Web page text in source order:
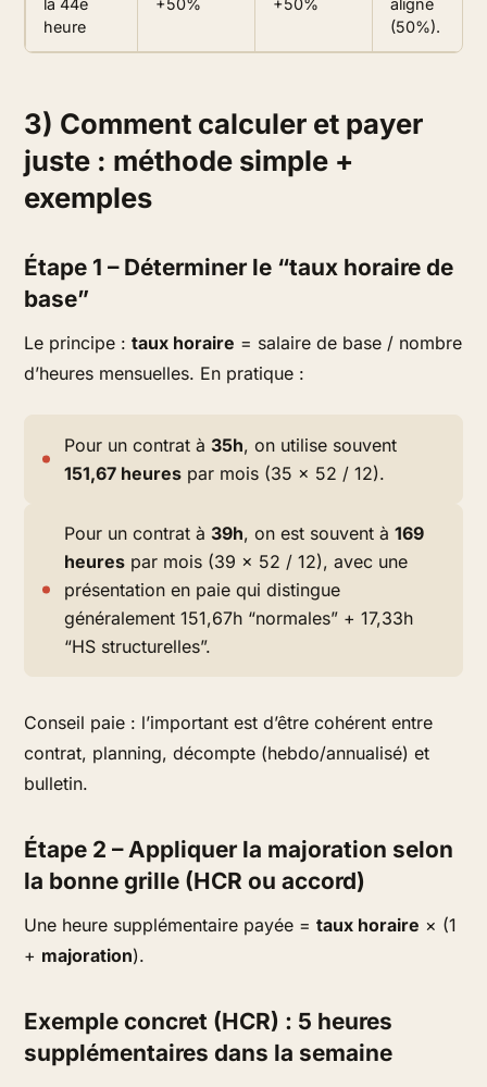
la 44e
heure
+50% +50%
aligné
(50%).
3) Comment calculer et payer
juste : méthode simple +
exemples
Étape 1 – Déterminer le “taux horaire de
base”
Le principe :taux horaire = salaire de base / nombre
d’heures mensuelles. En pratique :
Pour un contrat à 35h, on utilise souvent
151,67 heures par mois (35 × 52 / 12).
Pour un contrat à 39h, on est souvent à169
heures par mois (39 × 52 / 12), avec une
présentation en paie qui distingue
généralement 151,67h “normales” + 17,33h
“HS structurelles”.
Conseil paie : l’important est d’être cohérent entre
contrat, planning, décompte (hebdo/annualisé) et
bulletin.
Étape 2 – Appliquer la majoration selon
la bonne grille (HCR ou accord)
Une heure supplémentaire payée =taux horaire × (1
+ majoration).
Exemple concret (HCR) : 5 heures
supplémentaires dans la semaine